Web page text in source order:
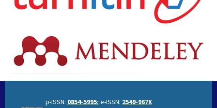
p-ISSN: 0854-5995; e-ISSN: 2549-967X